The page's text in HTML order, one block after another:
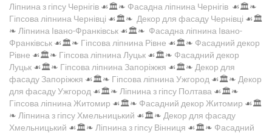
Ліпнина з гіпсу Чернігів ☙🏛️❧ Фасадна ліпнина Чернігів ☙🏛️❧
Гіпсова ліпнина Чернівці ☙🏛️❧ Декор для фасаду Чернівці ☙🏛️
❧ Ліпнина Івано-Франківськ ☙🏛️❧ Фасадна ліпнина Івано-
Франківськ ☙🏛️❧ Гіпсова ліпнина Рівне ☙🏛️❧ Фасадний декор
Рівне ☙🏛️❧ Гіпсова ліпнина Луцьк ☙🏛️❧ Фасадний декор
Луцьк ☙🏛️❧ Гіпсова ліпнина Запоріжжя ☙🏛️❧ Декор для
фасаду Запоріжжя ☙🏛️❧ Гіпсова ліпнина Ужгород ☙🏛️❧ Декор
для фасаду Ужгород ☙🏛️❧ Ліпнина з гіпсу Полтава ☙🏛️❧
Гіпсова ліпнина Житомир ☙🏛️❧ Фасадний декор Житомир ☙🏛️
❧ Ліпнина з гіпсу Хмельницький ☙🏛️❧ Декор для фасаду
Хмельницький ☙🏛️❧ Ліпнина з гіпсу Вінниця ☙🏛️❧ Фасадний